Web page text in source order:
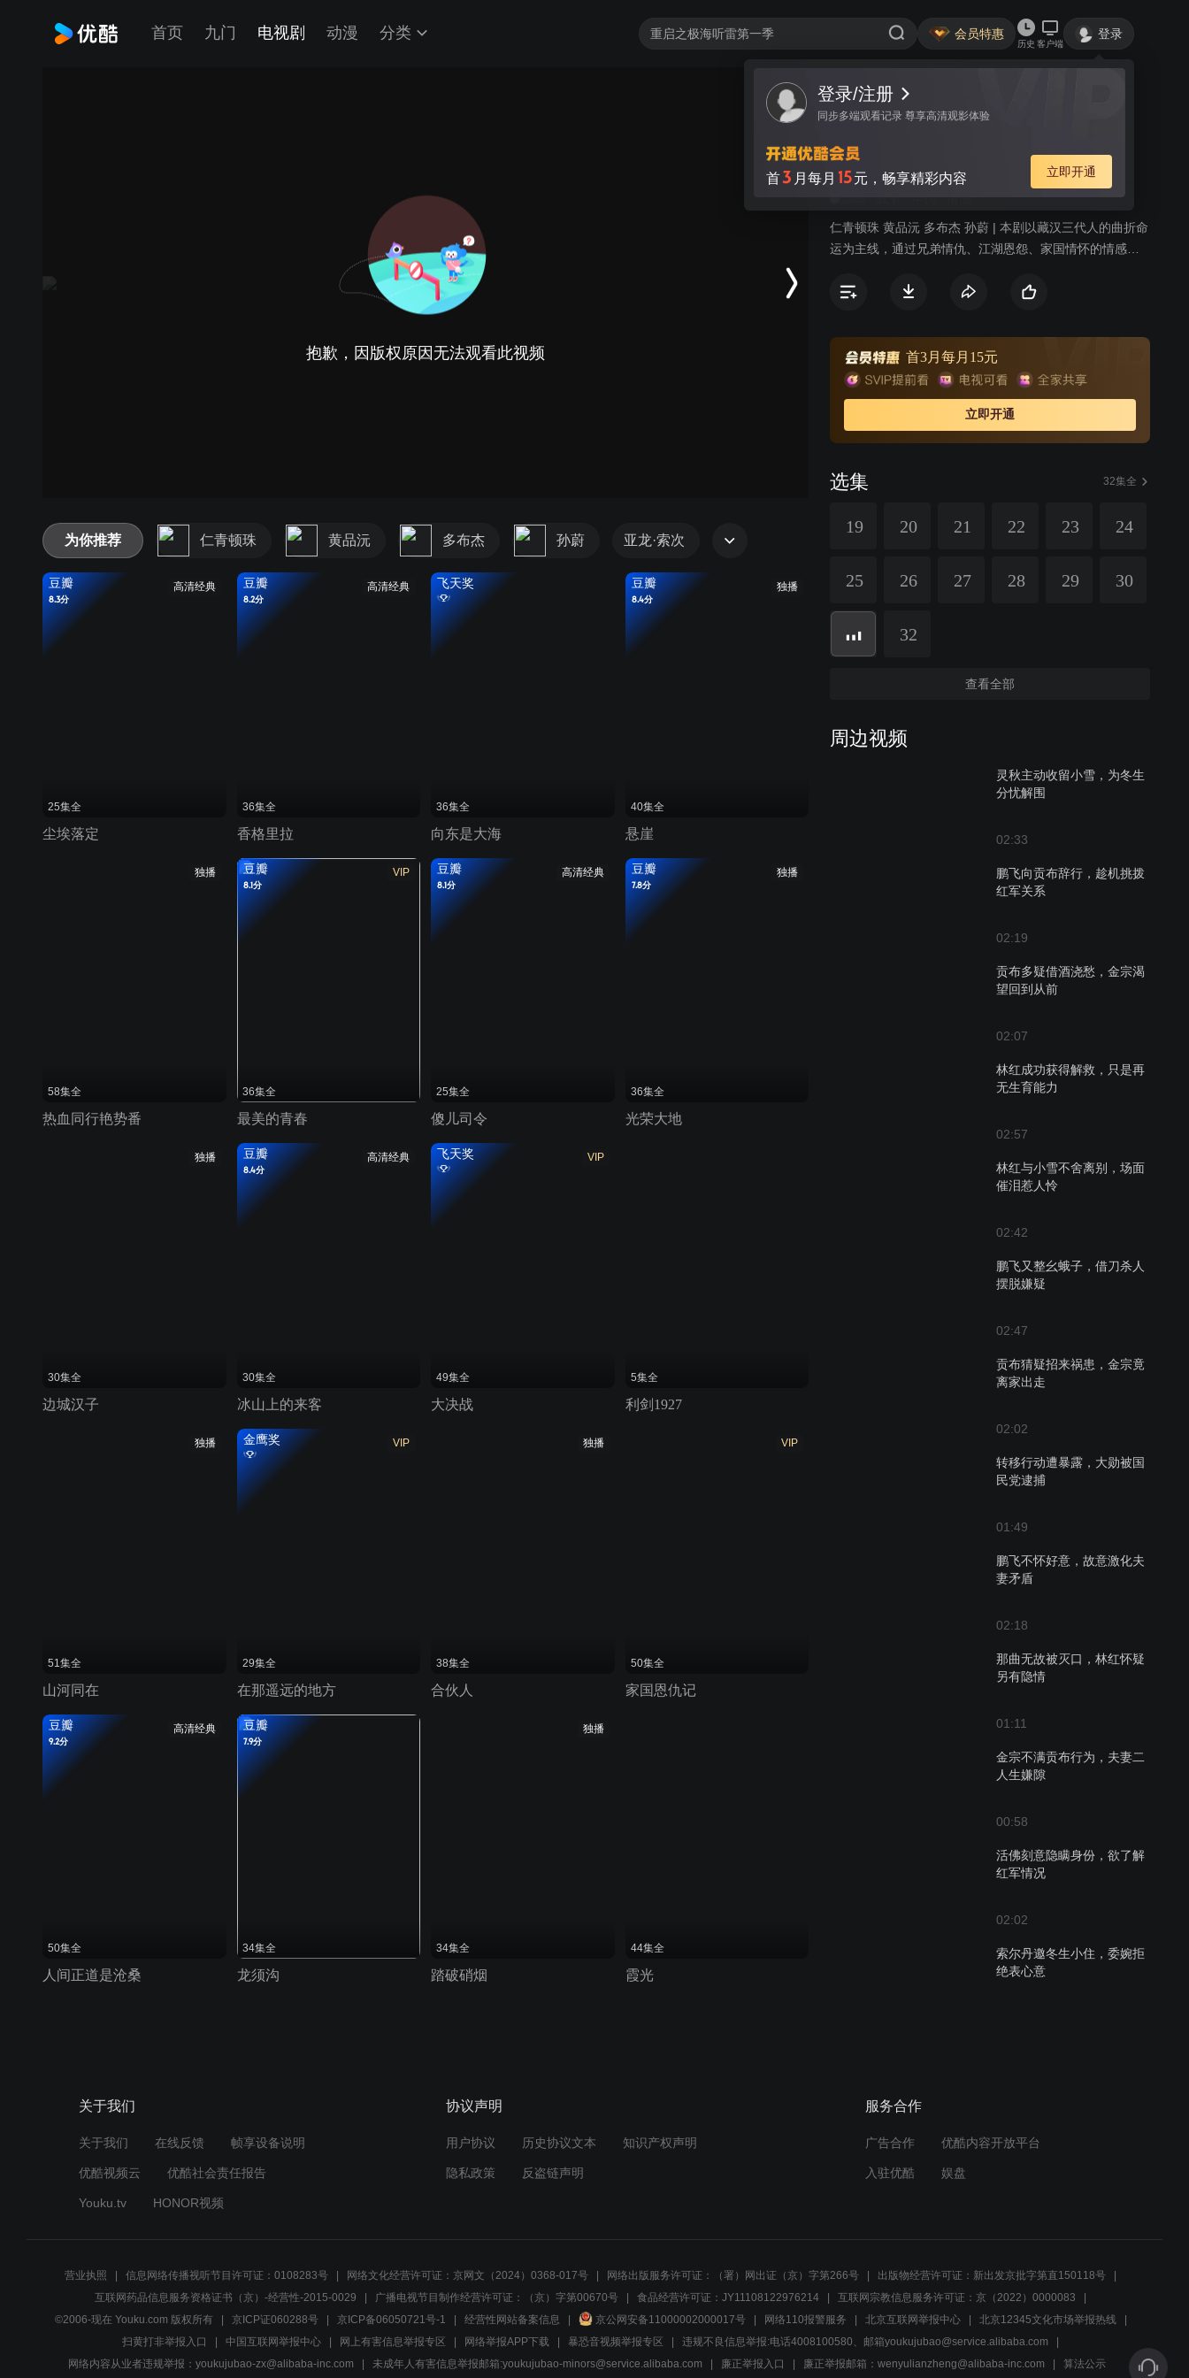
首页 九门 电视剧 动漫 分类 会员特惠
历史 客户端
登录
登录/注册
同步多端观看记录 尊享高清观影体验
首3 月每月 15元，畅享精彩内容 立即开通
抱歉，因版权原因无法观看此视频
视频 讨论
牦牛岁月
年代 情感
仁青顿珠 黄品沅 多布杰 孙蔚 | 本剧以藏汉三代人的曲折命
运为主线，通过兄弟情仇、江湖恩怨、家国情怀的情感纠
的大情大爱大义所付出的牺牲，谱写了一曲民族团结之
首3月每月15元
立即开通
选集 32集全
19 20 21 22 23 24
25 26 27 28 29 30
32
查看全部
周边视频
灵秋主动收留小雪，为冬生
分忧解围
02:33
鹏飞向贡布辞行，趁机挑拨
红军关系
02:19
贡布多疑借酒浇愁，金宗渴
望回到从前
02:07
林红成功获得解救，只是再
无生育能力
02:57
林红与小雪不舍离别，场面
催泪惹人怜
02:42
鹏飞又整幺蛾子，借刀杀人
摆脱嫌疑
02:47
贡布猜疑招来祸患，金宗竟
离家出走
02:02
转移行动遭暴露，大勋被国
民党逮捕
01:49
鹏飞不怀好意，故意激化夫
妻矛盾
02:18
那曲无故被灭口，林红怀疑
另有隐情
01:11
金宗不满贡布行为，夫妻二
人生嫌隙
00:58
活佛刻意隐瞒身份，欲了解
红军情况
02:02
索尔丹邀冬生小住，委婉拒
绝表心意
金宗寻死证清白，灵秋快马
01:41
拉姆意外落悬崖，致使灵秋
苦寻无果
为你推荐 仁青顿珠 黄品沅 多布杰 孙蔚 亚龙·索次
高清经典
豆瓣
8.3分
25集全
尘埃落定
高清经典
豆瓣
8.2分
36集全
香格里拉
飞天奖
36集全
向东是大海
独播
豆瓣
8.4分
40集全
悬崖
独播
58集全
热血同行艳势番
VIP
豆瓣
8.1分
36集全
最美的青春
高清经典
豆瓣
8.1分
25集全
傻儿司令
独播
豆瓣
7.8分
36集全
光荣大地
独播
30集全
边城汉子
高清经典
豆瓣
8.4分
30集全
冰山上的来客
VIP
飞天奖
49集全
大决战
5集全
利剑1927
独播
51集全
山河同在
VIP
金鹰奖
29集全
在那遥远的地方
独播
38集全
合伙人
VIP
50集全
家国恩仇记
高清经典
豆瓣
9.2分
50集全
人间正道是沧桑
豆瓣
7.9分
34集全
龙须沟
独播
34集全
踏破硝烟
44集全
霞光
关于我们
关于我们 在线反馈 帧享设备说明
优酷视频云 优酷社会责任报告
Youku.tv HONOR视频
协议声明
用户协议 历史协议文本 知识产权声明
隐私政策 反盗链声明
服务合作
广告合作 优酷内容开放平台
入驻优酷 娱盘
营业执照 信息网络传播视听节目许可证：0108283号 网络文化经营许可证：京网文（2024）0368-017号 网络出版服务许可证：（署）网出证（京）字第266号
出版物经营许可证：新出发京批字第直150118号
互联网药品信息服务资格证书（京）-经营性-2015-0029
广播电视节目制作经营许可证：（京）字第00670号 食品经营许可证：JY11108122976214
互联网宗教信息服务许可证：京（2022）0000083
©2006-现在 Youku.com 版权所有
京ICP证060288号 京ICP备06050721号-1 经营性网站备案信息 京公网安备11000002000017号 网络110报警服务 北京互联网举报中心
北京12345文化市场举报热线
扫黄打非举报入口
中国互联网举报中心 网上有害信息举报专区 网络举报APP下载 暴恐音视频举报专区
违规不良信息举报:电话4008100580、邮箱youkujubao@service.alibaba.com
网络内容从业者违规举报：youkujubao-zx@alibaba-inc.com
未成年人有害信息举报邮箱:youkujubao-minors@service.alibaba.com 廉正举报入口 廉正举报邮箱：wenyulianzheng@alibaba-inc.com 算法公示